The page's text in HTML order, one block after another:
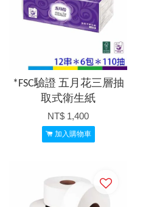
*FSC驗證 五月花三層抽
取式衛生紙
NT$ 1,400
加入購物車